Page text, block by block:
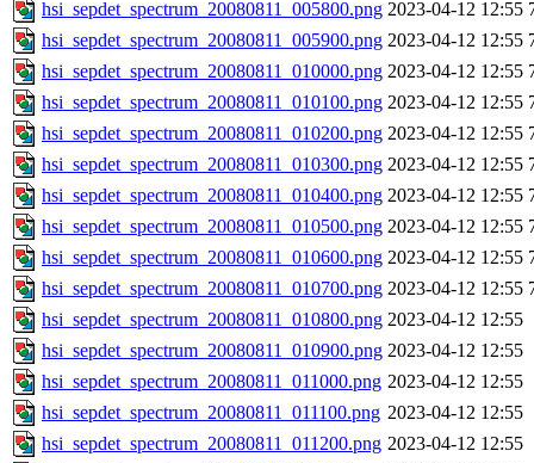
hsi_sepdet_spectrum_20080811_005800.png 2023-04-12 12:55
hsi_sepdet_spectrum_20080811_005900.png 2023-04-12 12:55
hsi_sepdet_spectrum_20080811_010000.png 2023-04-12 12:55
hsi_sepdet_spectrum_20080811_010100.png 2023-04-12 12:55
hsi_sepdet_spectrum_20080811_010200.png 2023-04-12 12:55
hsi_sepdet_spectrum_20080811_010300.png 2023-04-12 12:55
hsi_sepdet_spectrum_20080811_010400.png 2023-04-12 12:55
hsi_sepdet_spectrum_20080811_010500.png 2023-04-12 12:55
hsi_sepdet_spectrum_20080811_010600.png 2023-04-12 12:55
hsi_sepdet_spectrum_20080811_010700.png 2023-04-12 12:55
hsi_sepdet_spectrum_20080811_010800.png 2023-04-12 12:55
hsi_sepdet_spectrum_20080811_010900.png 2023-04-12 12:55
hsi_sepdet_spectrum_20080811_011000.png 2023-04-12 12:55
hsi_sepdet_spectrum_20080811_011100.png 2023-04-12 12:55
hsi_sepdet_spectrum_20080811_011200.png 2023-04-12 12:55